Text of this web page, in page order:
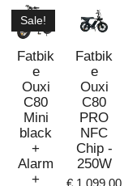
Sale!
Fatbik
e
Ouxi
C80
Mini
black
+
Alarm
+
Fatbik
e
Ouxi
C80
PRO
NFC
Chip -
250W
€ 1.099,00